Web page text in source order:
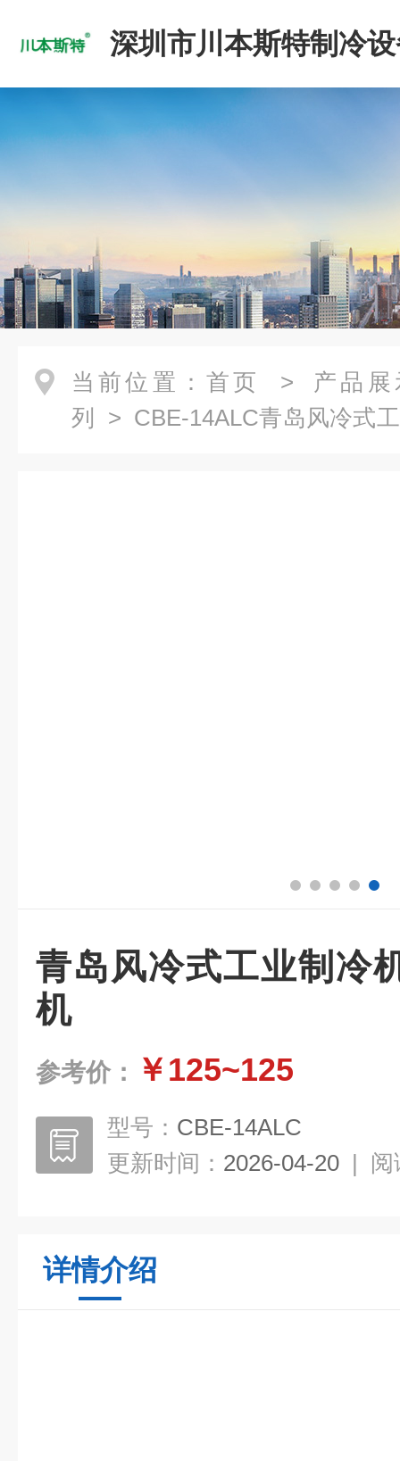
深圳市川本斯特制冷
公司
当前位置： 首页 > 产品展
列
> CBE-14ALC青岛风冷式
青岛风冷式工业制冷
机
参考价： ￥125~125
型号： CBE-14ALC
更新时间： 2026-04-20 | 阅
详情介绍